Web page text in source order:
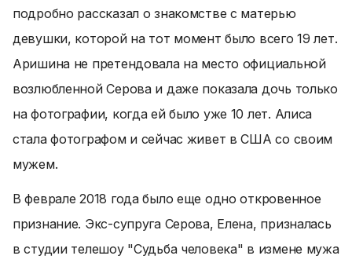
подробно рассказал о знакомстве с матерью
девушки, которой на тот момент было всего 19 лет.
Аришина не претендовала на место официальной
возлюбленной Серова и даже показала дочь только
на фотографии, когда ей было уже 10 лет. Алиса
стала фотографом и сейчас живет в США со своим
мужем.
В феврале 2018 года было еще одно откровенное
признание. Экс-супруга Серова, Елена, призналась
в студии телешоу "Судьба человека" в измене мужа